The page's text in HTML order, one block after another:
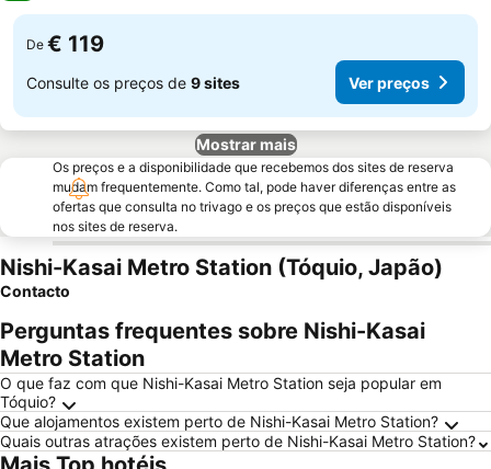
De € 119
Consulte os preços de 9 sites Ver preços
Mostrar mais
Os preços e a disponibilidade que recebemos dos sites de reserva
mudam frequentemente. Como tal, pode haver diferenças entre as
ofertas que consulta no trivago e os preços que estão disponíveis
nos sites de reserva.
Nishi-Kasai Metro Station (Tóquio, Japão)
Contacto
Perguntas frequentes sobre Nishi-Kasai
Metro Station
O que faz com que Nishi-Kasai Metro Station seja popular em
Tóquio?
Que alojamentos existem perto de Nishi-Kasai Metro Station?
Quais outras atrações existem perto de Nishi-Kasai Metro Station?